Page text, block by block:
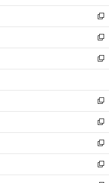
開
く
ウ
で
開
く
ン
ド
ウ
で
開
く
ウ
ィ
ン
ド
ウ
で
開
し
い
ウ
ィ
ン
ド
ウ
開
く
新
し
い
ウ
ィ
ン
ウ
で
開
く
新
し
い
ウ
ン
ド
ウ
で
開
く
新
し
ウ
ィ
ン
ド
ウ
で
開
く
新
し
い
ウ
ィ
ン
ド
ウ
新
し
い
ウ
ィ
ン
新
し
い
ウ
新
し